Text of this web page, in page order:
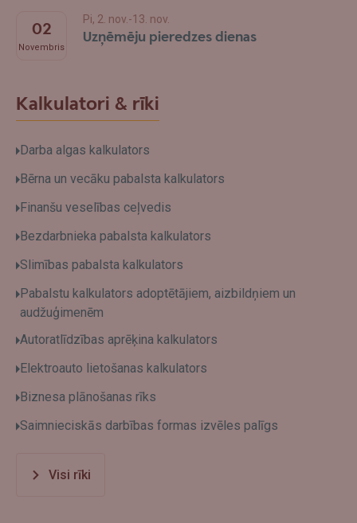
02
Novembris
Pi, 2. nov.-13. nov.
Uzņēmēju pieredzes dienas
Kalkulatori & rīki
Darba algas kalkulators
Bērna un vecāku pabalsta kalkulators
Finanšu veselības ceļvedis
Bezdarbnieka pabalsta kalkulators
Slimības pabalsta kalkulators
Pabalstu kalkulators adoptētājiem, aizbildņiem un
audžuģimenēm
Autoratlīdzības aprēķina kalkulators
Elektroauto lietošanas kalkulators
Biznesa plānošanas rīks
Saimnieciskās darbības formas izvēles palīgs
Visi rīki